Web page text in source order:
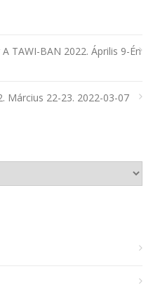
TAWI-BAN 2022. Április 9-Én
Március 22-23. 2022-03-07